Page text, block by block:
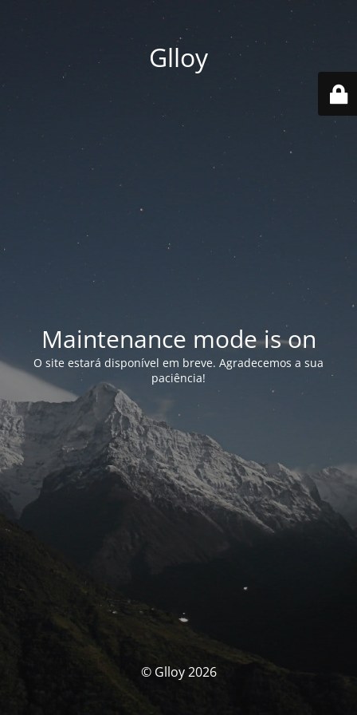
Glloy
Maintenance mode is on
O site estará disponível em breve. Agradecemos a sua
paciência!
© Glloy 2026